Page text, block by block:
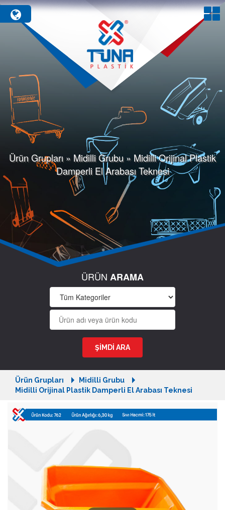
Ürün Grupları » Midilli Grubu » Midilli Orijinal Plastik
Damperli El Arabası Teknesi
ÜRÜN ARAMA
Ürün Grupları
Midilli Grubu
Midilli Orijinal Plastik Damperli El Arabası Teknesi